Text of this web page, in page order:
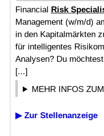
Financial Risk
Management (w/m/d)
in den Kapitalmärkten
für intelligentes
Analysen? Du
[...]
MEHR INFOS
▶ Zur Stellenanzeige